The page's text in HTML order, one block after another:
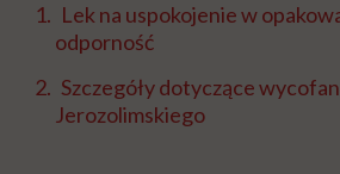
Lek na uspokojenie w
odporność
Szczegóły dotyczące
Jerozolimskiego